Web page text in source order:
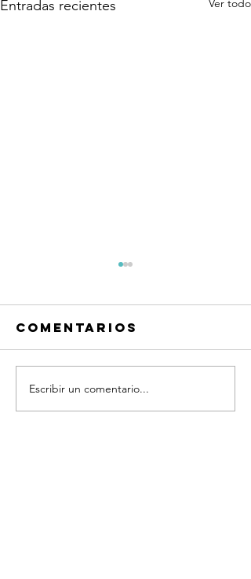
Entradas recientes Ver todo
Frases
Quiero
Comentarios
Escribir un comentario...